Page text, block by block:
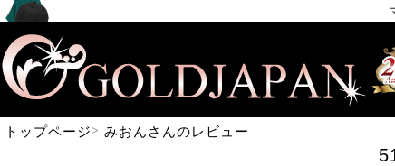
トップページ みおんさんのレビュー